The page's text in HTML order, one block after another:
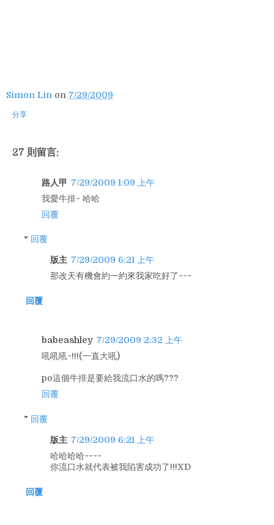
Simon Lin on 7/29/2009
分享
27 則留言:
路人甲 7/29/2009 1:09 上午
我愛牛排~ 哈哈
回覆
回覆
版主 7/29/2009 6:21 上午
那改天有機會約一約來我家吃好了~~~
回覆
babeashley 7/29/2009 2:32 上午
吼吼吼~!!!(一直大吼)
po這個牛排是要給我流口水的嗎???
回覆
回覆
版主 7/29/2009 6:21 上午
哈哈哈哈~~~~
你流口水就代表被我陷害成功了!!!XD
回覆